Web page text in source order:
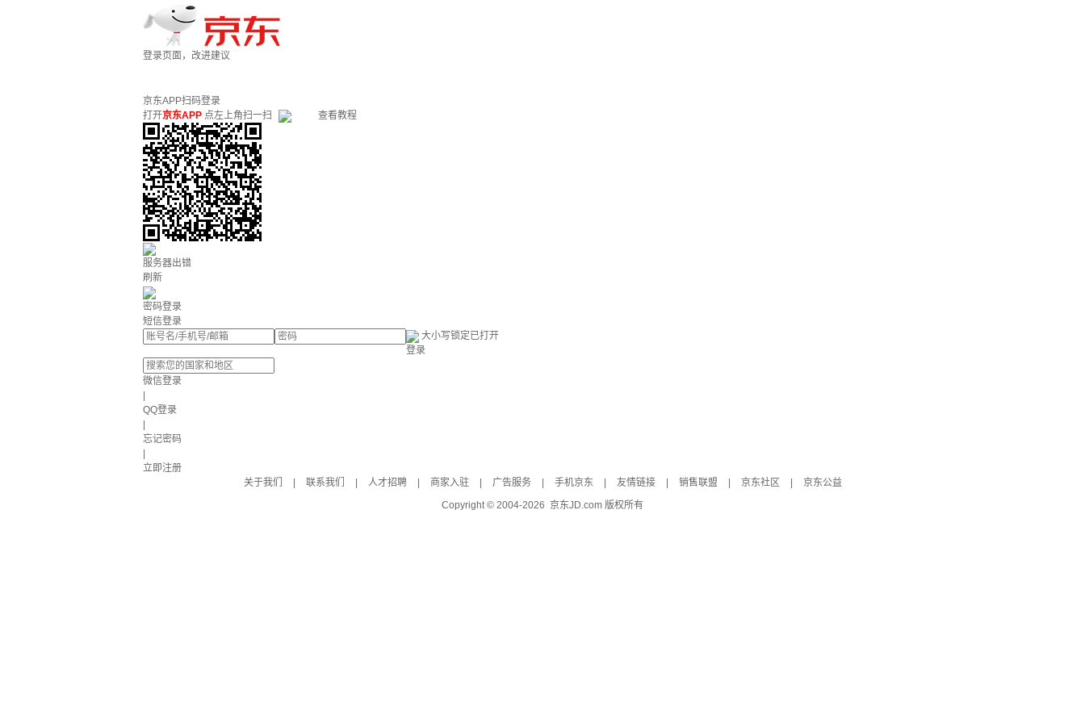
登录页面，改进建议
京东APP扫码登录
打开京东APP 点左上角扫一扫 查看教程
服务器出错
刷新
密码登录
短信登录
大小写锁定已打开
登录
微信登录
QQ登录
忘记密码
立即注册
关于我们
联系我们 人才招聘 商家入驻 广告服务 手机京东 友情链接 销售联盟 京东社区
京东公益
Copyright © 2004-2026 京东JD.com 版权所有